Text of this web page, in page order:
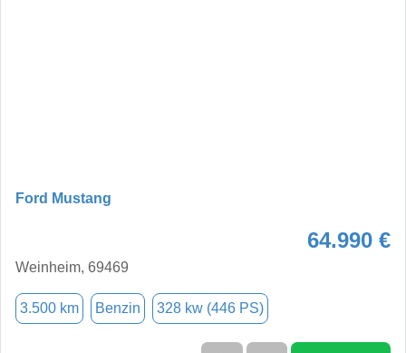
Ford Mustang
64.990 €
Weinheim, 69469
3.500 km Benzin 328 kw (446 PS)